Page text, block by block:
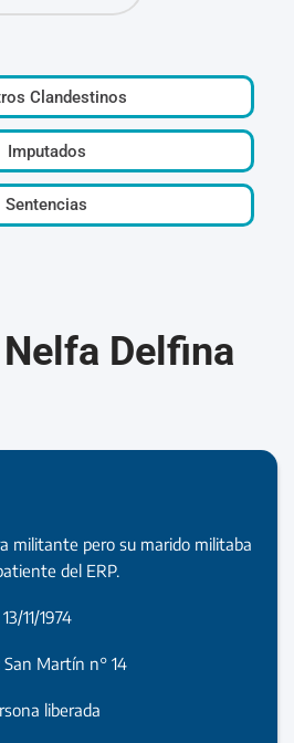
Clandestinos
Imputados
Sentencias
Delfina
militante pero su marido militaba
del ERP.
13/11/1974
San Martín n° 14
liberada